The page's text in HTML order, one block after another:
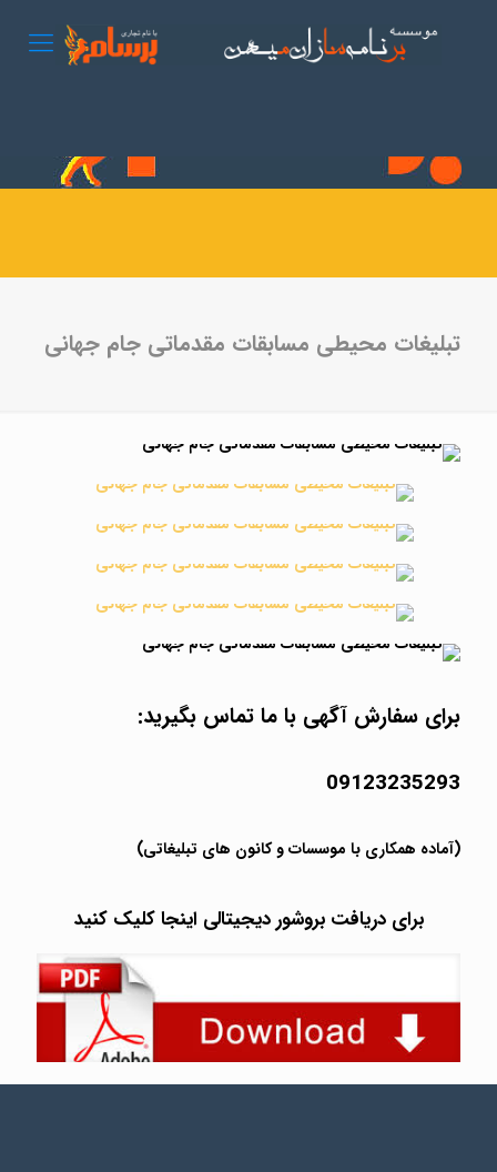
تبلیغات محیطی مسابقات مقدماتی جام جهانی
برای سفارش آگهی با ما تماس بگیرید:
09123235293
(آماده همکاری با موسسات و کانون های تبلیغاتی)
برای دریافت بروشور دیجیتالی اینجا کلیک کنید